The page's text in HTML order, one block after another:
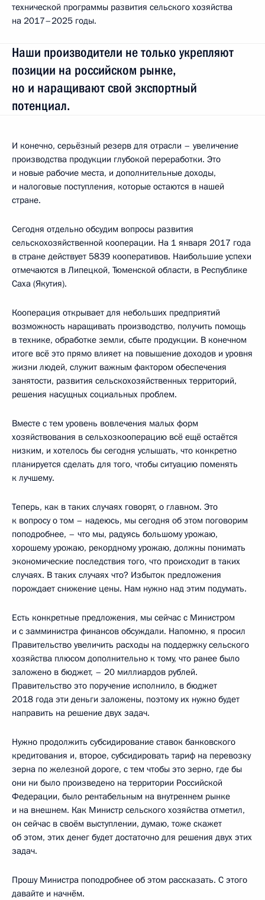
технической программы развития сельского хозяйства
на 2017–2025 годы.
Наши производители не только укрепляют
позиции на российском рынке,
но и наращивают свой экспортный
потенциал.
И конечно, серьёзный резерв для отрасли – увеличение
производства продукции глубокой переработки. Это
и новые рабочие места, и дополнительные доходы,
и налоговые поступления, которые остаются в нашей
стране.
Сегодня отдельно обсудим вопросы развития
сельскохозяйственной кооперации. На 1 января 2017 года
в стране действует 5839 кооперативов. Наибольшие успехи
отмечаются в Липецкой, Тюменской области, в Республике
Саха (Якутия).
Кооперация открывает для небольших предприятий
возможность наращивать производство, получить помощь
в технике, обработке земли, сбыте продукции. В конечном
итоге всё это прямо влияет на повышение доходов и уровня
жизни людей, служит важным фактором обеспечения
занятости, развития сельскохозяйственных территорий,
решения насущных социальных проблем.
Вместе с тем уровень вовлечения малых форм
хозяйствования в сельхозкооперацию всё ещё остаётся
низким, и хотелось бы сегодня услышать, что конкретно
планируется сделать для того, чтобы ситуацию поменять
к лучшему.
Теперь, как в таких случаях говорят, о главном. Это
к вопросу о том – надеюсь, мы сегодня об этом поговорим
поподробнее, – что мы, радуясь большому урожаю,
хорошему урожаю, рекордному урожаю, должны понимать
экономические последствия того, что происходит в таких
случаях. В таких случаях что? Избыток предложения
порождает снижение цены. Нам нужно над этим подумать.
Есть конкретные предложения, мы сейчас с Министром
и с замминистра финансов обсуждали. Напомню, я просил
Правительство увеличить расходы на поддержку сельского
хозяйства плюсом дополнительно к тому, что ранее было
заложено в бюджет, – 20 миллиардов рублей.
Правительство это поручение исполнило, в бюджет
2018 года эти деньги заложены, поэтому их нужно будет
направить на решение двух задач.
Нужно продолжить субсидирование ставок банковского
кредитования и, второе, субсидировать тариф на перевозку
зерна по железной дороге, с тем чтобы это зерно, где бы
они ни было произведено на территории Российской
Федерации, было рентабельным на внутреннем рынке
и на внешнем. Как Министр сельского хозяйства отметил,
он сейчас в своём выступлении, думаю, тоже скажет
об этом, этих денег будет достаточно для решения двух этих
задач.
Прошу Министра поподробнее об этом рассказать. С этого
давайте и начнём.